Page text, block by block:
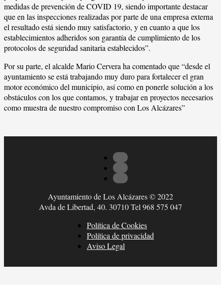
medidas de prevención de COVID 19, siendo importante destacar
que en las inspecciones realizadas por parte de una empresa externa
el resultado está siendo muy satisfactorio, y en cuanto a que los
establecimientos adheridos son garantía de cumplimiento de los
protocolos de seguridad sanitaria establecidos”.
Por su parte, el alcalde Mario Cervera ha comentado que “desde el
ayuntamiento se está trabajando muy duro para fortalecer el gran
motor económico del municipio, así como en ponerle solución a los
obstáculos con los que contamos, y trabajar en proyectos necesarios
como muestra de nuestro compromiso con Los Alcázares”
Ayuntamiento de Los Alcázares © 2022
Avda de Libertad, 40. 30710 Tel 968 575 047
Política de Cookies
Política de privacidad
Aviso Legal